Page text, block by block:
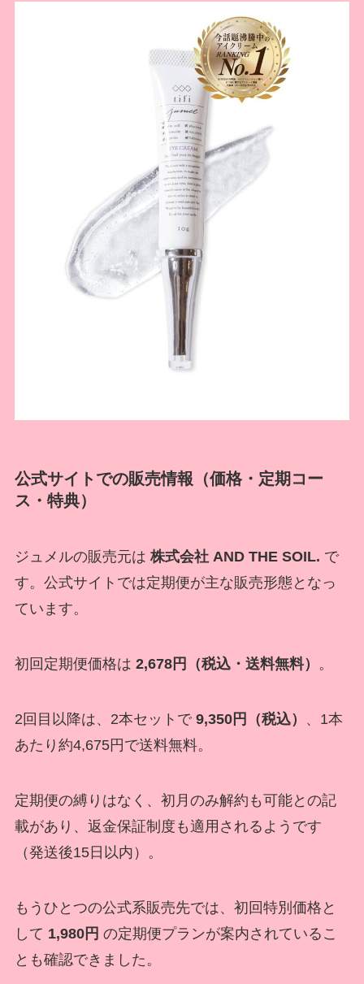
公式サイトでの販売情報（価格・定期コー
ス・特典）
ジュメルの販売元は 株式会社 AND THE SOIL. で
す。公式サイトでは定期便が主な販売形態となっ
ています。
初回定期便価格は 2,678円（税込・送料無料） 。
2回目以降は、2本セットで 9,350円（税込）
、1本
あたり約4,675円で送料無料。
定期便の縛りはなく、初月のみ解約も可能との記
載があり、返金保証制度も適用されるようです
（発送後15日以内）。
もうひとつの公式系販売先では、初回特別価格と
して 1,980円 の定期便プランが案内されているこ
とも確認できました。